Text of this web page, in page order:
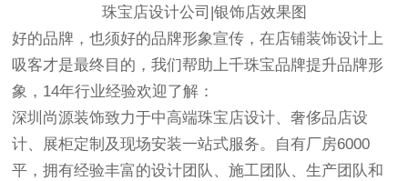
珠宝店设计公司|银饰店效果图
好的品牌，也须好的品牌形象宣传，在店铺装饰设计上
吸客才是最终目的，我们帮助上千珠宝品牌提升品牌形
象，14年行业经验欢迎了解：
深圳尚源装饰致力于中高端珠宝店设计、奢侈品店设
计、展柜定制及现场安装一站式服务。自有厂房6000
平，拥有经验丰富的设计团队、施工团队、生产团队和